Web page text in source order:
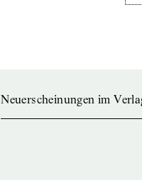
Neuerscheinungen im